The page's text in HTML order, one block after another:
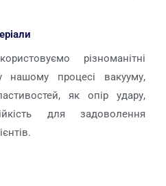
різноманітні
нашому процесі вакууму,
як опір удару,
для задоволення